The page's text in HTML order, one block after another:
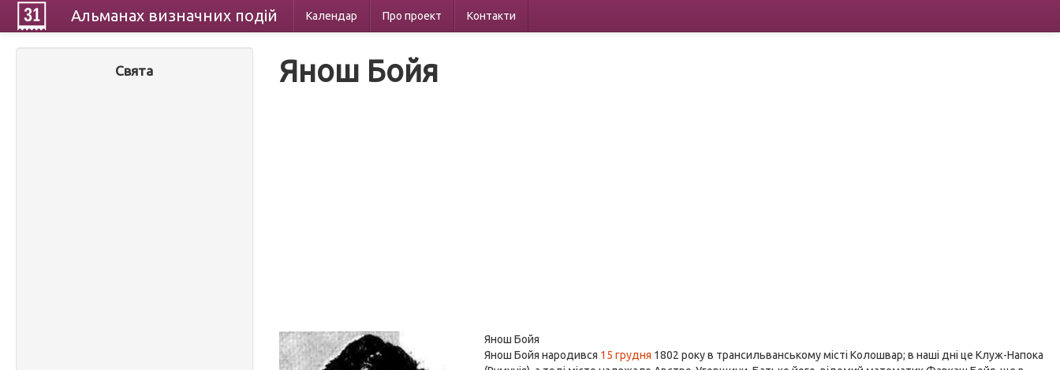
Альманах визначних подій Календар Про проект Контакти
Свята Янош Бойя
Янош Бойя
Янош Бойя народився 15 грудня 1802 року в трансильванському місті Колошвар; в наші дні це Клуж-Напока